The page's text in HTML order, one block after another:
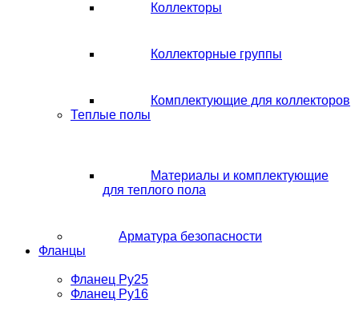
Коллекторы
Коллекторные группы
Комплектующие для коллекторов
Теплые полы
Материалы и комплектующие
для теплого пола
Арматура безопасности
Фланцы
Фланец Ру25
Фланец Ру16